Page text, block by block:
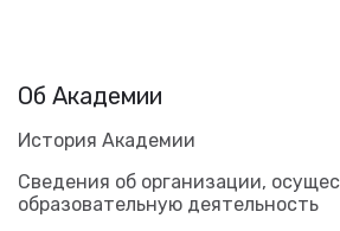
Об Академии
История Академии
Сведения об организации,
образовательную деятельность